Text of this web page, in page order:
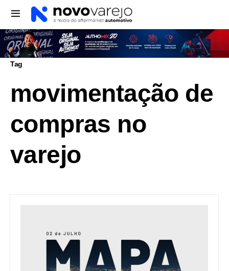
Tag
movimentação de
compras no
varejo